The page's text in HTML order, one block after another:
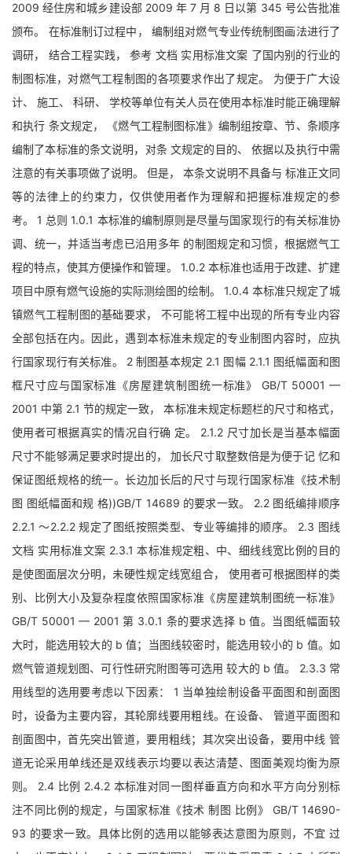
2009 经住房和城乡建设部 2009 年 7 月 8 日以第 345 号公告批准
颁布。 在标准制订过程中， 编制组对燃气专业传统制图画法进行了
调研， 结合工程实践， 参考 文档 实用标准文案 了国内别的行业的
制图标准，对燃气工程制图的各项要求作出了规定。 为便于广大设
计、 施工、 科研、 学校等单位有关人员在使用本标准时能正确理解
和执行 条文规定， 《燃气工程制图标准》编制组按章、节、条顺序
编制了本标准的条文说明，对条 文规定的目的、 依据以及执行中需
注意的有关事项做了说明。 但是， 本条文说明不具备与 标准正文同
等的法律上的约束力，仅供使用者作为理解和把握标准规定的参
考。 1 总则 1.0.1 本标准的编制原则是尽量与国家现行的有关标准协
调、统一，并适当考虑已沿用多年 的制图规定和习惯，根据燃气工
程的特点，使其方便操作和管理。 1.0.2 本标准也适用于改建、扩建
项目中原有燃气设施的实际测绘图的绘制。 1.0.4 本标准只规定了城
镇燃气工程制图的基础要求， 不可能将工程中出现的所有专业内容
全部包括在内。因此，遇到本标准未规定的专业制图内容时，应执
行国家现行有关标准。 2 制图基本规定 2.1 图幅 2.1.1 图纸幅面和图
框尺寸应与国家标准《房屋建筑制图统一标准》 GB/T 50001 —
2001 中第 2.1 节的规定一致， 本标准未规定标题栏的尺寸和格式，
使用者可根据真实的情况自行确 定。 2.1.2 尺寸加长是当基本幅面
尺寸不能够满足要求时提出的， 加长尺寸取整数倍是为便于记 忆和
保证图纸规格的统一。长边加长后的尺寸与现行国家标准《技术制
图 图纸幅面和规 格))GB/T 14689 的要求一致。 2.2 图纸编排顺序
2.2.1 ～2.2.2 规定了图纸按照类型、专业等编排的顺序。 2.3 图线
文档 实用标准文案 2.3.1 本标准规定粗、中、细线线宽比例的目的
是使图面层次分明，未硬性规定线宽组合， 使用者可根据图样的类
别、比例大小及复杂程度依照国家标准《房屋建筑制图统一标准》
GB/T 50001 — 2001 第 3.0.1 条的要求选择 b 值。当图纸幅面较
大时，能选用较大的 b 值；当图线较密时，能选用较小的 b 值。如
燃气管道规划图、可行性研究附图等可选用 较大的 b 值。 2.3.3 常
用线型的选用要考虑以下因素： 1 当单独绘制设备平面图和剖面图
时，设备为主要内容，其轮廓线要用粗线。在设备、 管道平面图和
剖面图中，首先突出管道，要用粗线；其次突出设备，要用中线 管
道无论采用单线还是双线表示均要以表达清楚、图面美观均衡为原
则。 2.4 比例 2.4.2 本标准对同一图样垂直方向和水平方向分别标
注不同比例的规定，与国家标准《技术 制图 比例》 GB/T 14690-
93 的要求一致。具体比例的选用以能够表达意图为原则，不宜 过